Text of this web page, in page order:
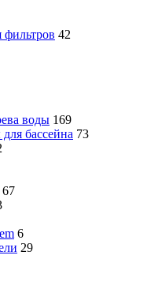
42
воды 169
бассейна 73
67
6
29